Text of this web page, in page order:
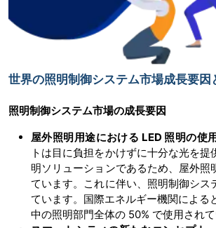
世界の照明制御システム市場成長要因
照明制御システム市場の成長要因
屋外照明用途における LED 照明の使
トは目に負担をかけずに十分な光を提
明ソリューションであるため、屋外照
ています。これに伴い、照明制御シス
ています。国際エネルギー機関による
中の照明部門全体の 50% で使用されて